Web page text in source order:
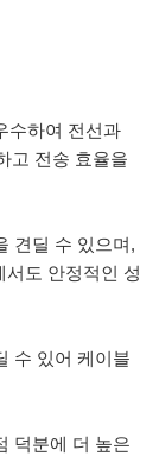
수하여 전선과
고 전송 효율을
견딜 수 있으며,
도 안정적인 성
수 있어 케이블
덕분에 더 높은